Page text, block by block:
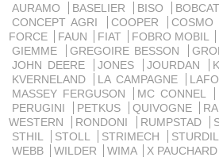
AURAMO
BASELIER BISO BOBCAT
CONCEPT AGRI
COOPER COSMO
FORCE
FAUN FIAT FOBRO MOBIL
GIEMME
GREGOIRE BESSON
JOHN DEERE
JONES JOURDAN
KVERNELAND
LA CAMPAGNE
MASSEY FERGUSON
MC CONNEL
PERUGINI
PETKUS QUIVOGNE
WESTERN
RONDONI RUMPSTAD
STHIL
STOLL STRIMECH
WEBB
WILDER WIMA X PAUCHARD